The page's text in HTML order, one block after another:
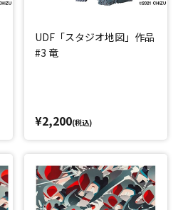
UDF「スタジオ地図」作品
#3 竜
¥2,200(税込)